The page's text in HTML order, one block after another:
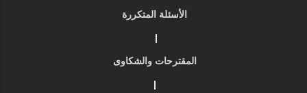
الأسئلة المتكررة
|
المقترحات والشكاوى
|